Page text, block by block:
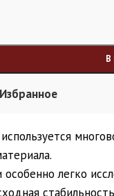
В
легко